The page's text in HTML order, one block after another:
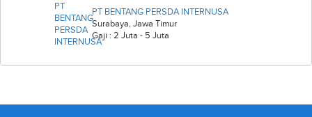
PT BENTANG PERSDA INTERNUSA
Surabaya, Jawa Timur
Gaji : 2 Juta - 5 Juta